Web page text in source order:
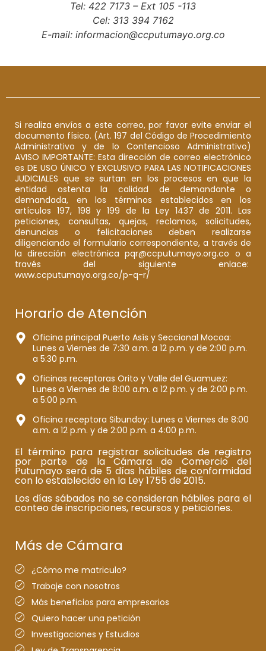
Tel: 422 7173 – Ext 105 -113
Cel: 313 394 7162
E-mail: informacion@ccputumayo.org.co
Si realiza envíos a este correo, por favor evite enviar el
documento físico. (Art. 197 del Código de Procedimiento
Administrativo y de lo Contencioso Administrativo)
AVISO IMPORTANTE: Esta dirección de correo electrónico
es DE USO ÚNICO Y EXCLUSIVO PARA LAS NOTIFICACIONES
JUDICIALES que se surtan en los procesos en que la
entidad ostenta la calidad de demandante o
demandada, en los términos establecidos en los
artículos 197, 198 y 199 de la Ley 1437 de 2011. Las
peticiones, consultas, quejas, reclamos, solicitudes,
denuncias o felicitaciones deben realizarse
diligenciando el formulario correspondiente, a través de
la dirección electrónica pqr@ccputumayo.org.co o a
través del siguiente enlace:
www.ccputumayo.org.co/p-q-r/
Horario de Atención
Oficina principal Puerto Asís y Seccional Mocoa:
Lunes a Viernes de 7:30 a.m. a 12 p.m. y de 2:00 p.m.
a 5:30 p.m.
Oficinas receptoras Orito y Valle del Guamuez:
Lunes a Viernes de 8:00 a.m. a 12 p.m. y de 2:00 p.m.
a 5:00 p.m.
Oficina receptora Sibundoy: Lunes a Viernes de 8:00
a.m. a 12 p.m. y de 2:00 p.m. a 4:00 p.m.
El término para registrar solicitudes de registro
por parte de la Cámara de Comercio del
Putumayo será de 5 días hábiles de conformidad
con lo establecido en la Ley 1755 de 2015.
Los días sábados no se consideran hábiles para el
conteo de inscripciones, recursos y peticiones.
Más de Cámara
¿Cómo me matriculo?
Trabaje con nosotros
Más beneficios para empresarios
Quiero hacer una petición
Investigaciones y Estudios